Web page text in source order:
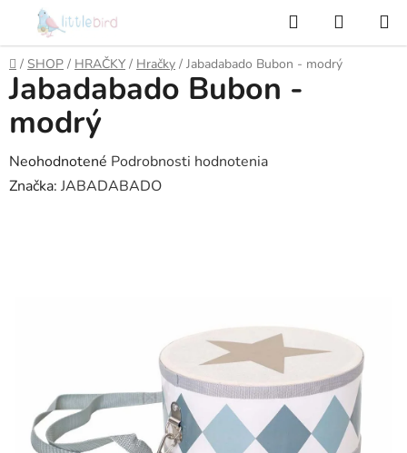
obsah
Hľadať
KOŠÍK
Domov
/ SHOP / HRAČKY / Hračky / Jabadabado Bubon - modrý
Jabadabado Bubon -
modrý
Priemerné
hodnotenie
Neohodnotené Podrobnosti hodnotenia
Značka: JABADABADO